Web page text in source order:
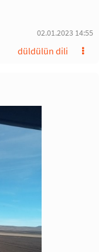
02.01.2023 14:55
düldülün dili